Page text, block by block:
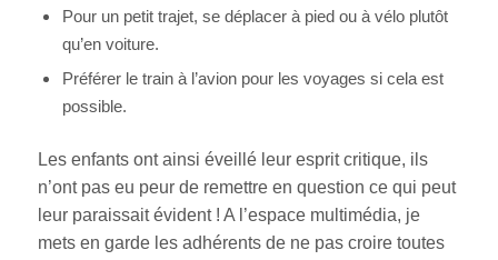
Pour un petit trajet, se déplacer à pied ou à vélo plutôt
qu’en voiture.
Préférer le train à l’avion pour les voyages si cela est
possible.
Les enfants ont ainsi éveillé leur esprit critique, ils
n’ont pas eu peur de remettre en question ce qui peut
leur paraissait évident ! A l’espace multimédia, je
mets en garde les adhérents de ne pas croire toutes